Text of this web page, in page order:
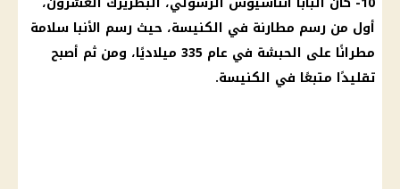
أول من رسم مطارنة في الكنيسة، حيث رسم الأنبا سلامة
مطرانًا على الحبشة في عام 335 ميلاديًا، ومن ثم أصبح
تقليدًا متبعًا في الكنيسة.